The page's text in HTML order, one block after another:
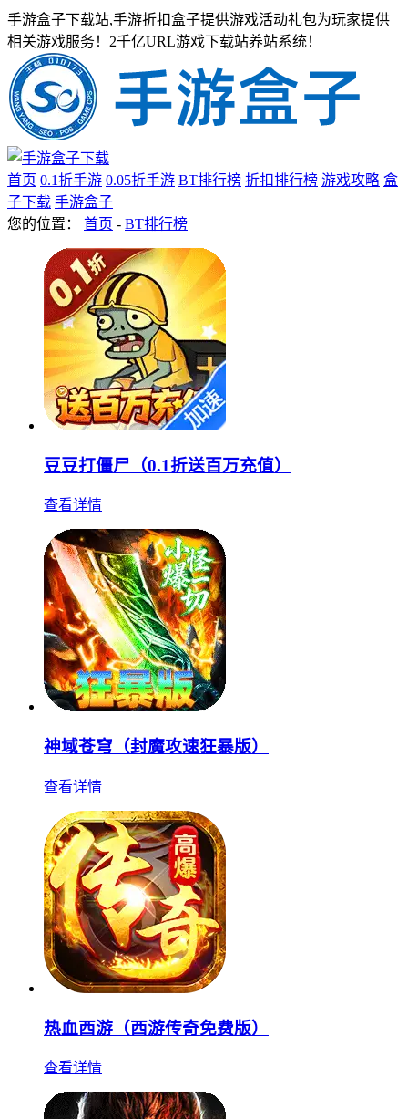
手游盒子下载站,手游折扣盒子提供游戏活动礼包为玩家提供
相关游戏服务！2千亿URL游戏下载站养站系统！
首页 0.1折手游 0.05折手游 BT排行榜 折扣排行榜 游戏攻略 盒
子下载 手游盒子
您的位置：
首页 - BT排行榜
豆豆打僵尸（0.1折送百万充值）
查看详情
神域苍穹（封魔攻速狂暴版）
查看详情
热血西游（西游传奇免费版）
查看详情